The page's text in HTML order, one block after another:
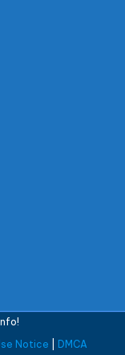
Notice DMCA